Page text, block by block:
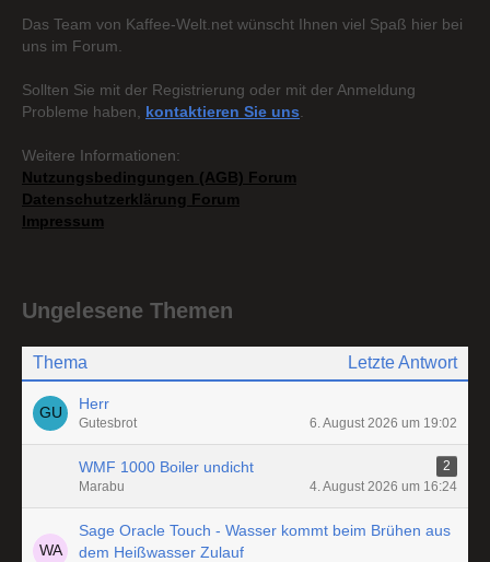
Das Team von Kaffee-Welt.net wünscht Ihnen viel Spaß hier bei
uns im Forum.
Sollten Sie mit der Registrierung oder mit der Anmeldung
Probleme haben, kontaktieren Sie uns
Weitere Informationen:
Nutzungsbedingungen (AGB) Forum
Datenschutzerklärung Forum
Impressum
Ungelesene Themen
Thema Letzte Antwort
Herr
Gutesbrot 6. August 2026 um 19:02
WMF 1000 Boiler undicht
2
Marabu
4. August 2026 um 16:24
Sage Oracle Touch - Wasser kommt beim Brühen aus
dem Heißwasser Zulauf